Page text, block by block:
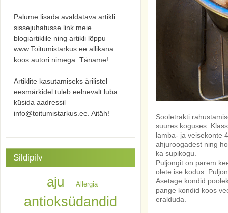
Sooletrakti
suures koguses.
lamba- ja veisekonte
ahjuroogadest ning
ka supikogu.
Puljongit on parem
olete ise kodus.
Asetage kondid
pange kondid koos
eralduda.
Palume lisada avaldatava artikli
sissejuhatusse link meie
blogiartiklile ning artikli lõppu
www.Toitumistarkus.ee allikana
koos autori nimega. Täname!
Artiklite kasutamiseks ärilistel
eesmärkidel tuleb eelnevalt luba
küsida aadressil
info@toitumistarkus.ee. Aitäh!
Sildipilv
aju Allergia
antioksüdandid